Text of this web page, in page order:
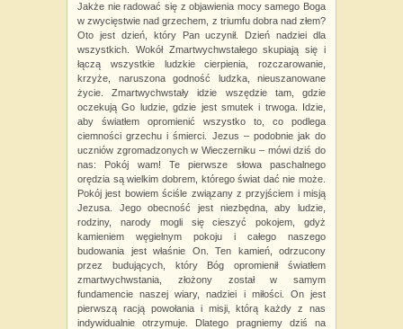
Jakże nie radować się z objawienia mocy samego Boga
w zwycięstwie nad grzechem, z triumfu dobra nad złem?
Oto jest dzień, który Pan uczynił. Dzień nadziei dla
wszystkich. Wokół Zmartwychwstałego skupiają się i
łączą wszystkie ludzkie cierpienia, rozczarowanie,
krzyże, naruszona godność ludzka, nieuszanowane
życie. Zmartwychwstały idzie wszędzie tam, gdzie
oczekują Go ludzie, gdzie jest smutek i trwoga. Idzie,
aby światłem opromienić wszystko to, co podlega
ciemności grzechu i śmierci. Jezus – podobnie jak do
uczniów zgromadzonych w Wieczerniku – mówi dziś do
nas: Pokój wam! Te pierwsze słowa paschalnego
orędzia są wielkim dobrem, którego świat dać nie może.
Pokój jest bowiem ściśle związany z przyjściem i misją
Jezusa. Jego obecność jest niezbędna, aby ludzie,
rodziny, narody mogli się cieszyć pokojem, gdyż
kamieniem węgielnym pokoju i całego naszego
budowania jest właśnie On. Ten kamień, odrzucony
przez budujących, który Bóg opromienił światłem
zmartwychwstania, złożony został w samym
fundamencie naszej wiary, nadziei i miłości. On jest
pierwszą racją powołania i misji, którą każdy z nas
indywidualnie otrzymuje. Dlatego pragniemy dziś na